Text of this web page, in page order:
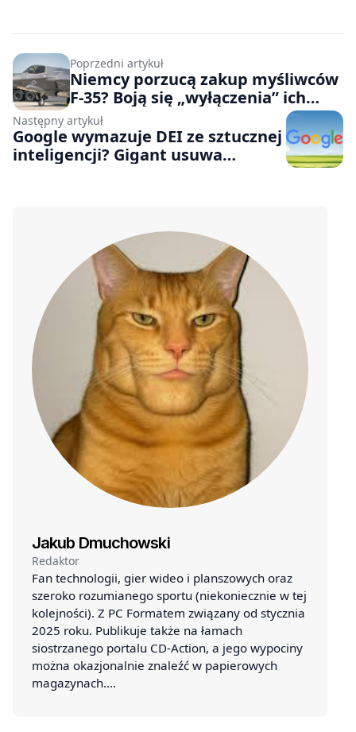
Poprzedni artykuł
Niemcy porzucą zakup myśliwców
F-35? Boją się „wyłączenia” ich
przez USA
Następny artykuł
Google wymazuje DEI ze sztucznej
inteligencji? Gigant usuwa
Jakub Dmuchowski
Redaktor
Fan technologii, gier wideo i planszowych oraz
szeroko rozumianego sportu (niekoniecznie w tej
kolejności). Z PC Formatem związany od stycznia
2025 roku. Publikuje także na łamach
siostrzanego portalu CD-Action, a jego wypociny
można okazjonalnie znaleźć w papierowych
magazynach.…